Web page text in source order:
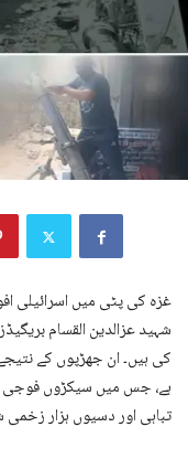
شہید عزالدین القسام
کی ہیں۔ ان جھڑپوں کے
ہے، جس میں سیکڑوں فوجی
تباہی اور دسیوں ہزار زخمی